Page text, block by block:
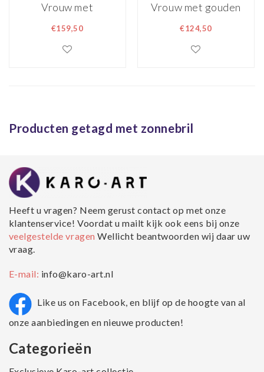
Vrouw met
zonnebril en
achtergrond,
of slaapkamer,
inclusief ophang
€159,50
Vrouw met gouden
dollar tekens
gekleurd, prachtig
materiaal
€124,50
Producten getagd met zonnebril
Heeft u vragen? Neem gerust contact op met onze
klantenservice! Voordat u mailt kijk ook eens bij onze
veelgestelde vragenWellicht beantwoorden wij daar uw
vraag.
E-mail: info@karo-art.nl
Like us on Facebook, en blijf op de hoogte van al
onze aanbiedingen en nieuwe producten!
Categorieën